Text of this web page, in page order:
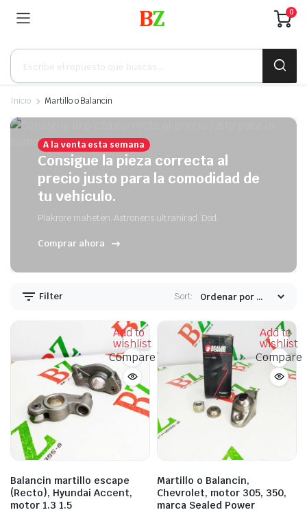
0
Búsqueda
productos
Inicio Martillo o Balancin
A la venta esta semana
Consigue la pieza correcta al
precio justo para la comodidad de
tu vehículo.
Plakrore maheten. Astronens ultranirad. Dod.
Comprar ahora
Filter Sort:
Add to
wishlist
Compare
Balancin martillo escape
(Recto), Hyundai Accent,
motor 1.3 1.5
Add to
wishlist
Compare
Martillo o Balancin,
Chevrolet, motor 305, 350,
marca Sealed Power